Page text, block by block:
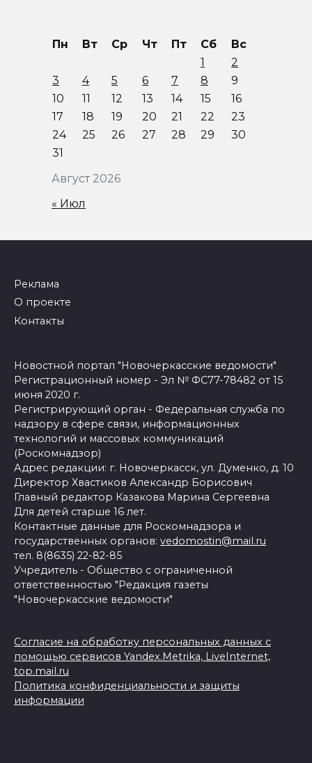
Август 2026
Пн Вт Ср Чт Пт Сб
Вс
1
2
3
4 5 6 7 8
9
10
11 12 13 14 15
16
17
18 19 20 21 22
23
24
25 26 27 28 29
30
31
« Июл
Реклама
О проекте
Контакты
Новостной портал "Новочеркасские ведомости"
Регистрационный номер - Эл № ФС77-78482 от 15
июня 2020 г.
Регистрирующий орган - Федеральная служба по
надзору в сфере связи, информационных
технологий и массовых коммуникаций
(Роскомнадзор)
Адрес редакции: г. Новочеркасск, ул. Думенко, д. 10
Директор Хвастиков Александр Борисович
Главный редактор Казакова Марина Сергеевна
Для детей старше 16 лет.
Контактные данные для Роскомнадзора и
государственных органов: vedomostin@mail.ru
тел. 8(8635) 22-82-85
Учредитель - Общество с ограниченной
ответственностью "Редакция газеты
"Новочеркасские ведомости"
Согласие на обработку персональных данных с
помощью сервисов Yandex.Metrika, LiveInternet,
top.mail.ru
Политика конфиденциальности и защиты
информации